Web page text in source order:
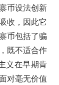
币设法创新
收，因此它
币包括了骗
既不适合作
义在早期肯
对毫无价值